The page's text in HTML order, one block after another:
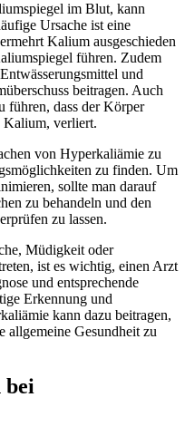
im Blut, kann
Ursache ist eine
Kalium ausgeschieden
führen. Zudem
und
beitragen. Auch
führen, dass der Körper
verliert.
von Hyperkaliämie zu
zu finden. Um
sollte man darauf
zu behandeln und den
zu lassen.
Müdigkeit oder
ist es wichtig, einen Arzt
und entsprechende
Erkennung und
kann dazu beitragen,
allgemeine Gesundheit zu
bei